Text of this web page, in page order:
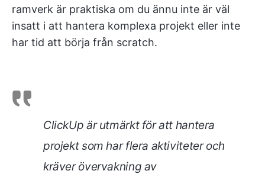
ramverk är praktiska om du ännu inte är väl
insatt i att hantera komplexa projekt eller inte
har tid att börja från scratch.
ClickUp är utmärkt för att hantera
projekt som har flera aktiviteter och
kräver övervakning av